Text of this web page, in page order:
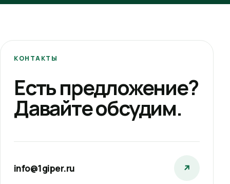
КОНТАКТЫ
Есть предложение?
Давайте обсудим.
info@1giper.ru ↗